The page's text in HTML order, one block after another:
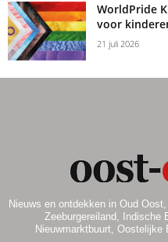
WorldPride
voor
21 juli 2026
Nieuws en ontdekken in Oud
Zeeburgereiland, Indische
Nieuwmarktbuurt, Oostelijke